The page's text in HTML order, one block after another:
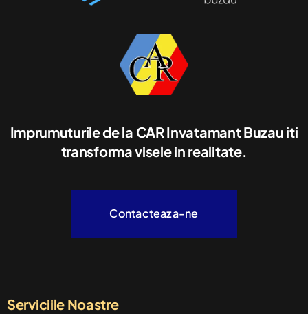
Imprumuturile de la CAR Invatamant Buzau iti
transforma visele in realitate.
Contacteaza-ne
Serviciile Noastre